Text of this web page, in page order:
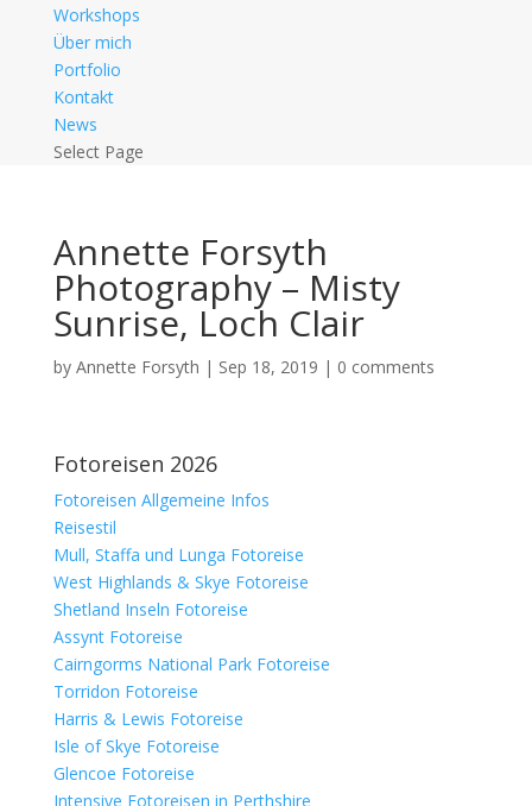
Workshops
Über mich
Portfolio
Kontakt
News
Select Page
Annette Forsyth
Photography – Misty
Sunrise, Loch Clair
by Annette Forsyth | Sep 18, 2019 | 0 comments
Fotoreisen 2026
Fotoreisen Allgemeine Infos
Reisestil
Mull, Staffa und Lunga Fotoreise
West Highlands & Skye Fotoreise
Shetland Inseln Fotoreise
Assynt Fotoreise
Cairngorms National Park Fotoreise
Torridon Fotoreise
Harris & Lewis Fotoreise
Isle of Skye Fotoreise
Glencoe Fotoreise
Intensive Fotoreisen in Perthshire